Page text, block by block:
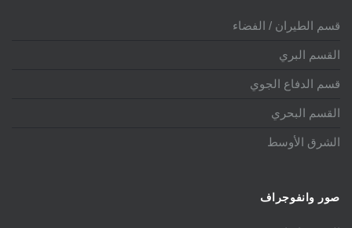
قسم الطيران / الفضاء
القسم البري
قسم الدفاع الجوي
القسم البحري
الشرق الأوسط
صور وانفوجراف